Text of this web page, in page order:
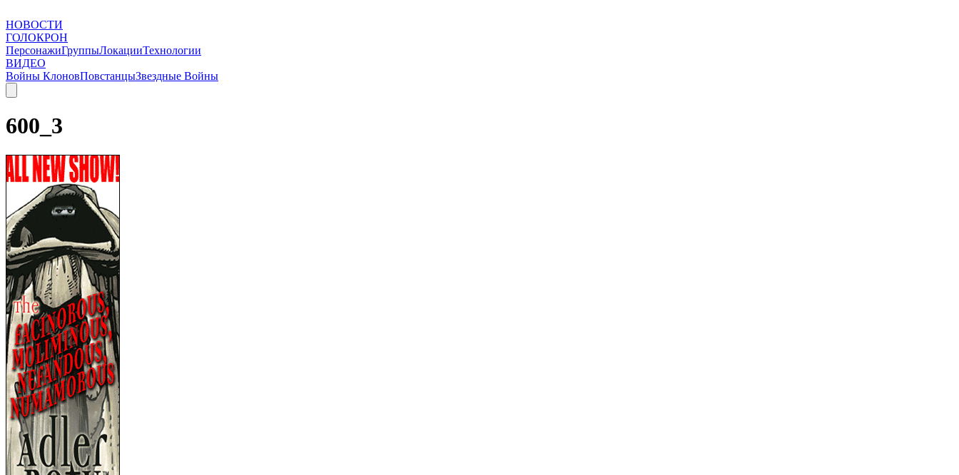
НОВОСТИ
ГОЛОКРОН
ПерсонажиГруппыЛокацииТехнологии
ВИДЕО
Войны КлоновПовстанцыЗвездные Войны
600_3